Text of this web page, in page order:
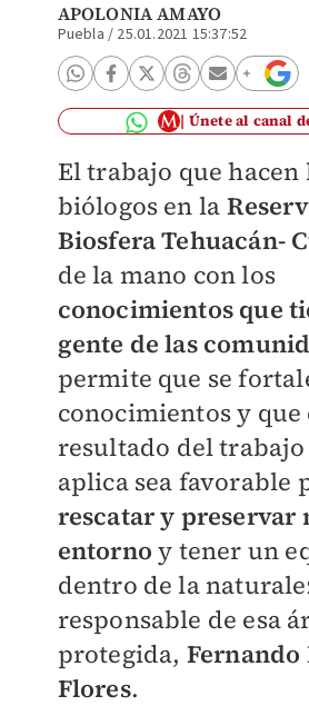
APOLONIA AMAYO
Puebla / 25.01.2021 15:37:52
Únete al canal
El trabajo que hacen
biólogos en la
Biosfera Tehuacán-
de la mano con los
conocimientos que
gente de las
permite que se
conocimientos y que
resultado del trabajo
aplica sea favorable
rescatar y preservar
entorno y tener un
dentro de la
responsable de esa
protegida, Fernando
Flores.